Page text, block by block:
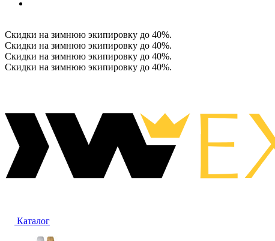
Скидки на зимнюю экипировку до 40%.
Скидки на зимнюю экипировку до 40%.
Скидки на зимнюю экипировку до 40%.
Скидки на зимнюю экипировку до 40%.
Каталог